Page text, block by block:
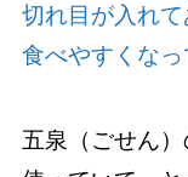
切れ目が入れ
食べやすくなっ
五泉（ごせん